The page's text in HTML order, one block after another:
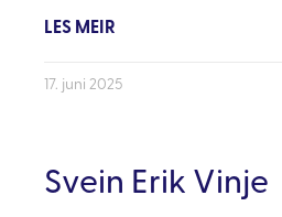
LES MEIR
17. juni 2025
Svein Erik Vinje